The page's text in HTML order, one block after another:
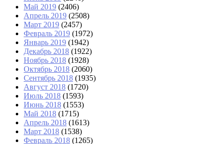
Май 2019 (2406)
Апрель 2019 (2508)
Март 2019 (2457)
Февраль 2019 (1972)
Январь 2019 (1942)
Декабрь 2018 (1922)
Ноябрь 2018 (1928)
Октябрь 2018 (2060)
Сентябрь 2018 (1935)
Август 2018 (1720)
Июль 2018 (1593)
Июнь 2018 (1553)
Май 2018 (1715)
Апрель 2018 (1613)
Март 2018 (1538)
Февраль 2018 (1265)